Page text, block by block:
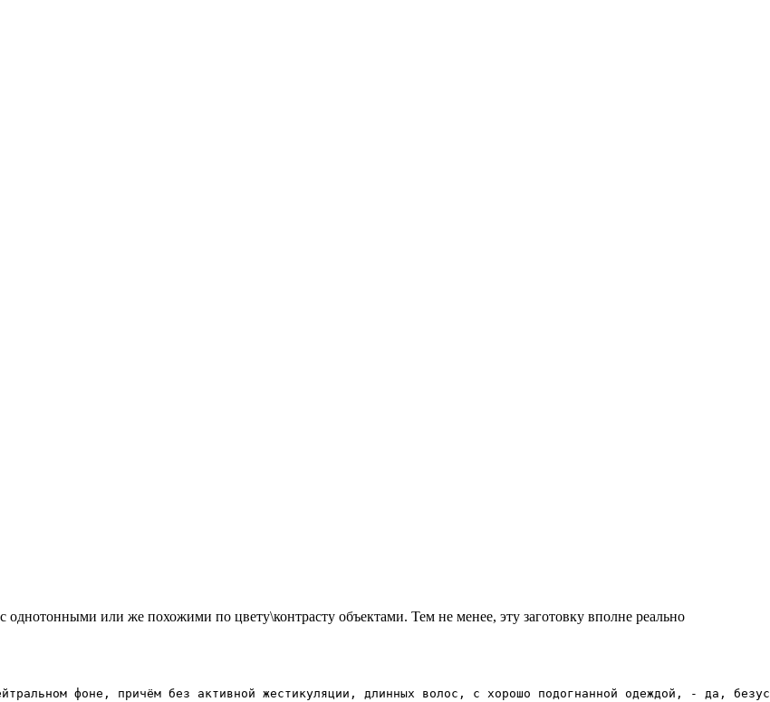
однотонными или же похожими по цвету\контрасту объектами. Тем не менее, эту заготовку вполне реально
фоне, причём без активной жестикуляции, длинных волос, с хорошо подогнанной одеждой, - да,